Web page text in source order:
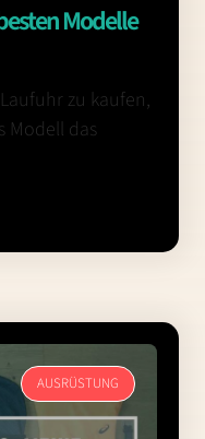
Modelle
zu kaufen,
Modell das
AUSRÜSTUNG